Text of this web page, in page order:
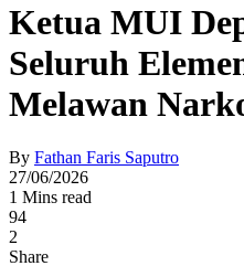
Ketua MUI
Seluruh
Melawan
By Fathan Faris Saputro
27/06/2026
1 Mins read
94
2
Share